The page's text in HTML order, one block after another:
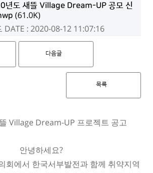
년도 새뜰 Village Dream-UP 공모 신
(61.0K)
DATE : 2020-08-12 11:07:16
다음글
목록
Village Dream-UP 프로젝트 공고
안녕하세요?
회에서 한국서부발전과 함께 취약지역